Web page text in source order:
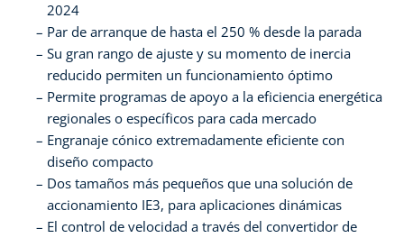
2024
Par de arranque de hasta el 250 % desde la parada
Su gran rango de ajuste y su momento de inercia
reducido permiten un funcionamiento óptimo
Permite programas de apoyo a la eficiencia energética
regionales o específicos para cada mercado
Engranaje cónico extremadamente eficiente con
diseño compacto
Dos tamaños más pequeños que una solución de
accionamiento IE3, para aplicaciones dinámicas
El control de velocidad a través del convertidor de